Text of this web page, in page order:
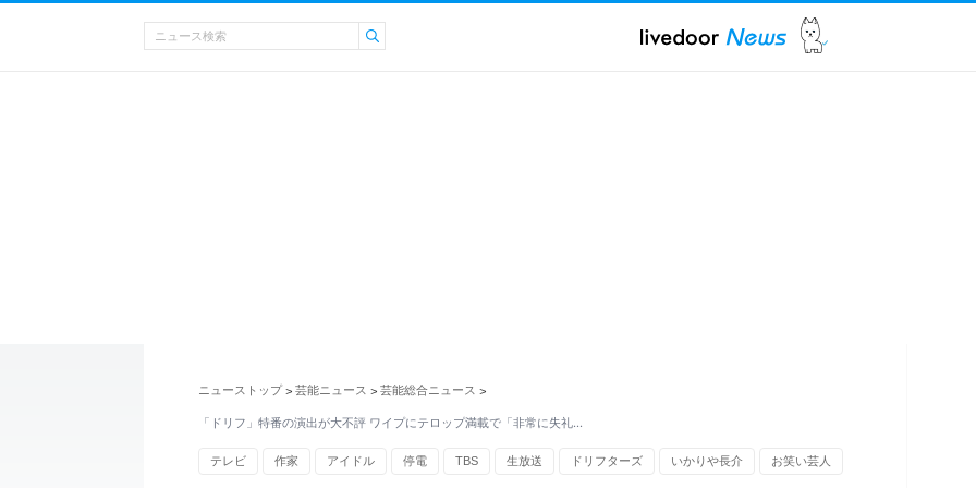
ニューストップ > 芸能ニュース > 芸能総合ニュース >
「ドリフ」特番の演出が大不評 ワイプにテロップ満載で「非常に失礼…
テレビ 作家 アイドル 停電 TBS 生放送 ドリフターズ いかりや長介 お笑い芸人